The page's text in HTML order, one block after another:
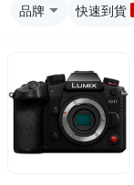
品牌 快速到貨